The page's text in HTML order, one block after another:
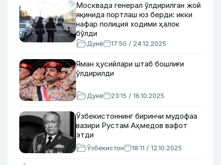
Москвада генерал ўлдирилган жой
яқинида портлаш юз берди: икки
нафар полиция ходими ҳалок
бўлди
Дунё 17:50 / 24.12.2025
Яман ҳусийлари штаб бошлиғи
ўлдирилди
Дунё 23:15 / 16.10.2025
Ўзбекистоннинг биринчи мудофаа
вазири Рустам Аҳмедов вафот
этди
Ўзбекистон 18:11 / 12.10.2025